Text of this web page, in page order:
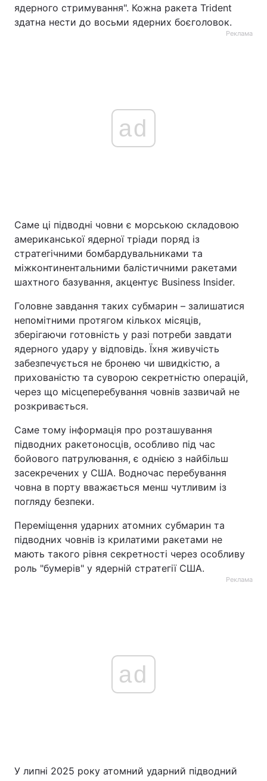
ядерного стримування". Кожна ракета Trident
здатна нести до восьми ядерних боєголовок.
Реклама
ad
Саме ці підводні човни є морською складовою
американської ядерної тріади поряд із
стратегічними бомбардувальниками та
міжконтинентальними балістичними ракетами
шахтного базування, акцентує Business Insider.
Головне завдання таких субмарин – залишатися
непомітними протягом кількох місяців,
зберігаючи готовність у разі потреби завдати
ядерного удару у відповідь. Їхня живучість
забезпечується не бронею чи швидкістю, а
прихованістю та суворою секретністю операцій,
через що місцеперебування човнів зазвичай не
розкривається.
Саме тому інформація про розташування
підводних ракетоносців, особливо під час
бойового патрулювання, є однією з найбільш
засекречених у США. Водночас перебування
човна в порту вважається менш чутливим із
погляду безпеки.
Переміщення ударних атомних субмарин та
підводних човнів із крилатими ракетами не
мають такого рівня секретності через особливу
роль "бумерів" у ядерній стратегії США.
Реклама
ad
У липні 2025 року атомний ударний підводний